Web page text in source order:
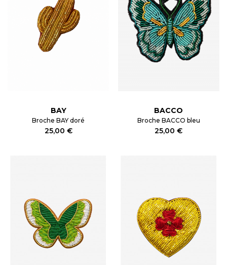
BAY
Broche BAY doré
25,00 €
BACCO
Broche BACCO bleu
25,00 €